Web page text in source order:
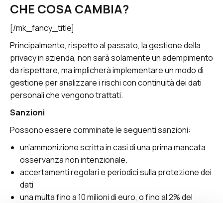
CHE COSA CAMBIA?
[/mk_fancy_title]
Principalmente, rispetto al passato, la gestione della
privacy in azienda, non sarà solamente un adempimento
da rispettare, ma implicherà implementare un modo di
gestione per analizzare i rischi con continuità dei dati
personali che vengono trattati.
Sanzioni
Possono essere comminate le seguenti sanzioni:
un’ammonizione scritta in casi di una prima mancata
osservanza non intenzionale.
accertamenti regolari e periodici sulla protezione dei
dati
una multa fino a 10 milioni di euro, o fino al 2% del